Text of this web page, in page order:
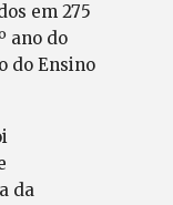
em 275
ano do
do Ensino
da